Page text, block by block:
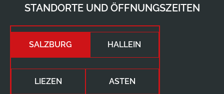
STANDORTE UND ÖFFNUNGSZEITEN
SALZBURG HALLEIN
LIEZEN ASTEN